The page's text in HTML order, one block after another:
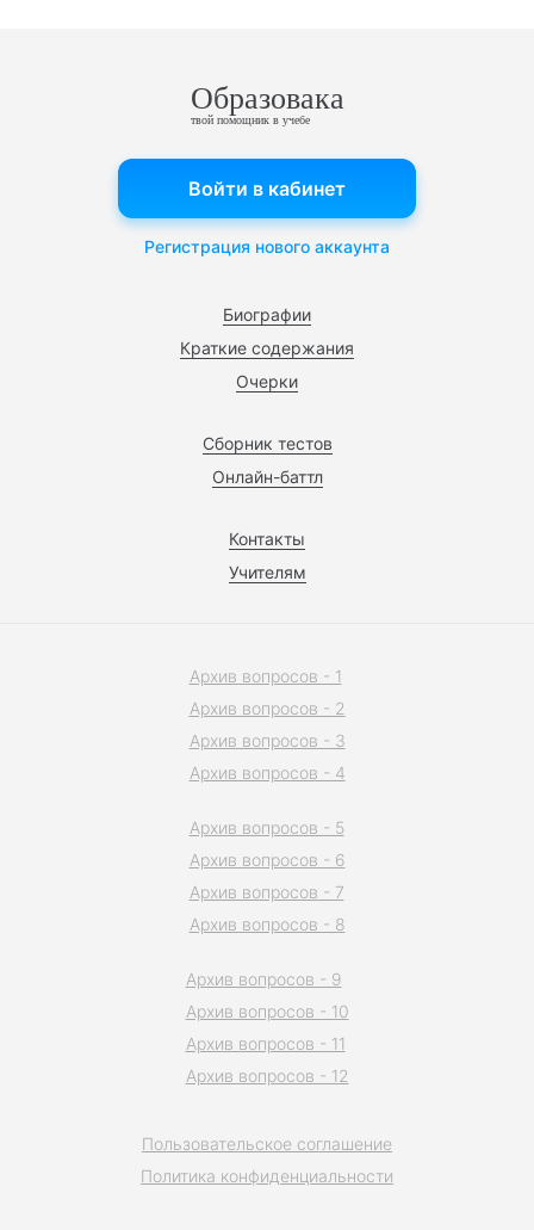
Образовака
твой помощник в учебе
Биографии
Краткие содержания
Очерки
Сборник тестов
Онлайн-баттл
Контакты
Учителям
Войти в кабинет
Регистрация нового аккаунта
Пользовательское соглашение
Политика конфиденциальности
Архив вопросов - 1
Архив вопросов - 2
Архив вопросов - 3
Архив вопросов - 4
Архив вопросов - 5
Архив вопросов - 6
Архив вопросов - 7
Архив вопросов - 8
Архив вопросов - 9
Архив вопросов - 10
Архив вопросов - 11
Архив вопросов - 12